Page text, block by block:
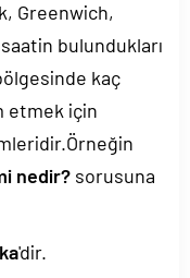
Greenwich,
bulundukları
kaç
etmek için
nedir? sorusuna
'dir.